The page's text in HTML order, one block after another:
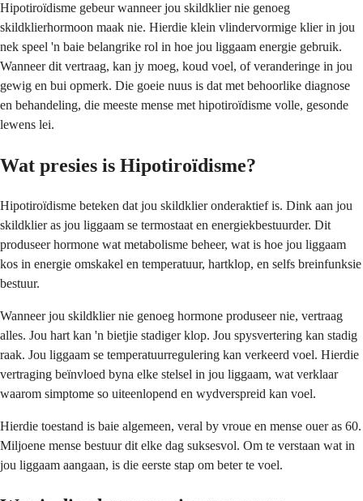
Hipotiroïdisme gebeur wanneer jou skildklier nie genoeg
skildklierhormoon maak nie. Hierdie klein vlindervormige klier in jou
nek speel 'n baie belangrike rol in hoe jou liggaam energie gebruik.
Wanneer dit vertraag, kan jy moeg, koud voel, of veranderinge in jou
gewig en bui opmerk. Die goeie nuus is dat met behoorlike diagnose
en behandeling, die meeste mense met hipotiroïdisme volle, gesonde
lewens lei.
Wat presies is Hipotiroïdisme?
Hipotiroïdisme beteken dat jou skildklier onderaktief is. Dink aan jou
skildklier as jou liggaam se termostaat en energiekbestuurder. Dit
produseer hormone wat metabolisme beheer, wat is hoe jou liggaam
kos in energie omskakel en temperatuur, hartklop, en selfs breinfunksie
bestuur.
Wanneer jou skildklier nie genoeg hormone produseer nie, vertraag
alles. Jou hart kan 'n bietjie stadiger klop. Jou spysvertering kan stadig
raak. Jou liggaam se temperatuurregulering kan verkeerd voel. Hierdie
vertraging beïnvloed byna elke stelsel in jou liggaam, wat verklaar
waarom simptome so uiteenlopend en wydverspreid kan voel.
Hierdie toestand is baie algemeen, veral by vroue en mense ouer as 60.
Miljoene mense bestuur dit elke dag suksesvol. Om te verstaan wat in
jou liggaam aangaan, is die eerste stap om beter te voel.